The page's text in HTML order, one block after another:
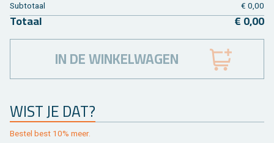
WIST JE DAT?
Be­stel best 10% meer.
Sub­to­taal € 0,00
To­taal € 0,00
IN DE WINKELWAGEN